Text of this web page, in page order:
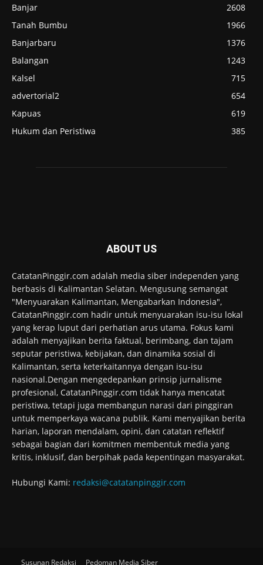
Banjar
2608
Tanah Bumbu
1966
Banjarbaru
1376
Balangan
1243
Kalsel
715
advertorial2
654
Kapuas
619
Hukum dan Peristiwa
385
ABOUT US
CatatanPinggir.com adalah media siber independen yang
berbasis di Kalimantan Selatan. Mengusung semangat
"Menyuarakan Kalimantan, Mengabarkan Indonesia",
CatatanPinggir.com hadir untuk menyuarakan isu-isu lokal
yang kerap luput dari perhatian arus utama. Fokus kami
adalah menyajikan berita faktual, berimbang, dan tajam
seputar peristiwa, kebijakan, dan dinamika sosial di
Kalimantan, serta keterkaitannya dengan isu-isu
nasional.Dengan mengedepankan prinsip jurnalisme
profesional, CatatanPinggir.com tidak hanya mencatat
peristiwa, tetapi juga membangun narasi dari pinggiran
untuk memperkaya wacana publik. Kami menyajikan berita
harian, laporan mendalam, opini, dan catatan reflektif
sebagai bagian dari komitmen membentuk media yang
kritis, inklusif, dan berpihak pada kepentingan masyarakat.
Hubungi Kami: redaksi@catatanpinggir.com
Susunan Redaksi Pedoman Media Siber